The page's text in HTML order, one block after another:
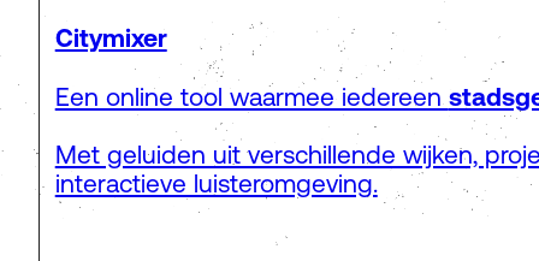
Citymixer
Een online tool waarmee iedereen
Met geluiden uit verschillende wijken,
interactieve luisteromgeving.